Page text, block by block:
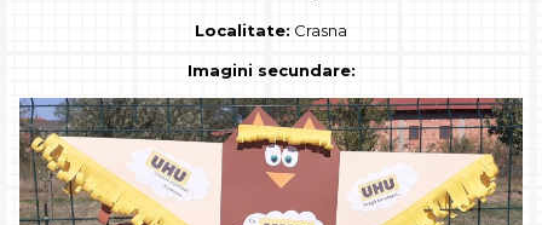
Localitate: Crasna
Imagini secundare: